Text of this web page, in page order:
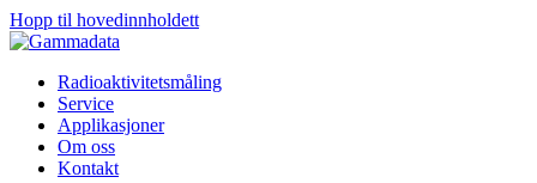
Hopp til hovedinnholdett
Radioaktivitetsmåling
Service
Applikasjoner
Om oss
Kontakt